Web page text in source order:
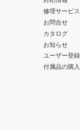
修理サービス
お問合せ
カタログ
お知らせ
ユーザー登録
付属品の購入